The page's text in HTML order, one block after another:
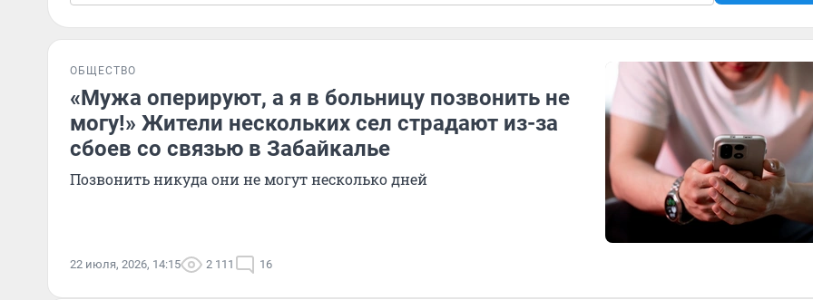
ОБЩЕСТВО
«Мужа оперируют, а я в больницу позвонить не
могу!» Жители нескольких сел страдают из-за
сбоев со связью в Забайкалье
Позвонить никуда они не могут несколько дней
22 июля, 2026, 14:15 2 111 16